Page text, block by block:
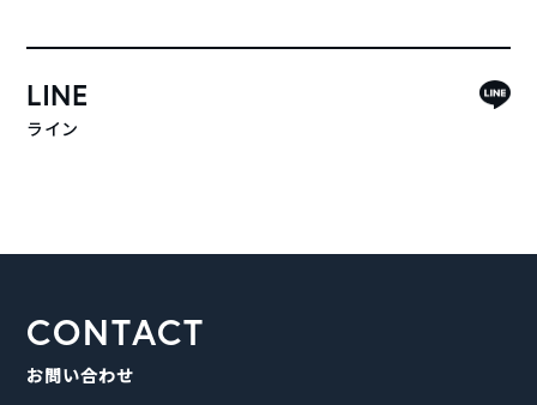
LINE
ライン
CONTACT
お問い合わせ